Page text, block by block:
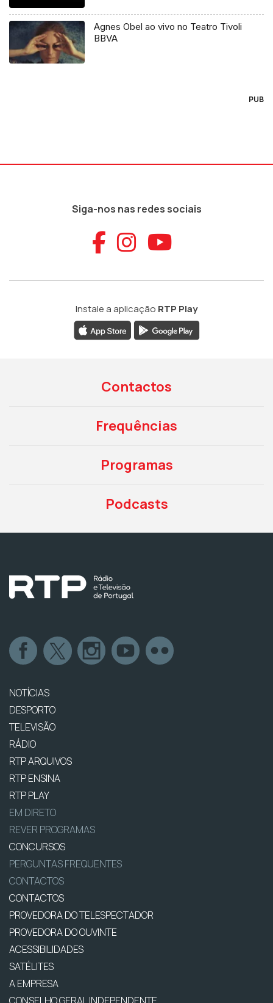
Agnes Obel ao vivo no Teatro Tivoli
BBVA
PUB
Siga-nos nas redes sociais
Aceder ao
Aceder ao
Aceder
Instale a aplicação RTP Play
Contactos
Frequências
Programas
Podcasts
NOTÍCIAS
DESPORTO
TELEVISÃO
RÁDIO
RTP ARQUIVOS
RTP ENSINA
RTP PLAY
EM DIRETO
REVER PROGRAMAS
CONCURSOS
PERGUNTAS FREQUENTES
CONTACTOS
CONTACTOS
PROVEDORA DO TELESPECTADOR
PROVEDORA DO OUVINTE
ACESSIBILIDADES
SATÉLITES
A EMPRESA